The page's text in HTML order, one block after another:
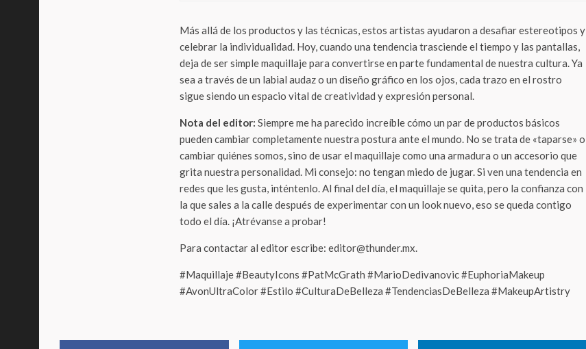
Más allá de los productos y las técnicas, estos artistas ayudaron a desafiar estereotipos y
celebrar la individualidad. Hoy, cuando una tendencia trasciende el tiempo y las pantallas,
deja de ser simple maquillaje para convertirse en parte fundamental de nuestra cultura. Ya
sea a través de un labial audaz o un diseño gráfico en los ojos, cada trazo en el rostro
sigue siendo un espacio vital de creatividad y expresión personal.
Nota del editor: Siempre me ha parecido increíble cómo un par de productos básicos
pueden cambiar completamente nuestra postura ante el mundo. No se trata de «taparse» o
cambiar quiénes somos, sino de usar el maquillaje como una armadura o un accesorio que
grita nuestra personalidad. Mi consejo: no tengan miedo de jugar. Si ven una tendencia en
redes que les gusta, inténtenlo. Al final del día, el maquillaje se quita, pero la confianza con
la que sales a la calle después de experimentar con un look nuevo, eso se queda contigo
todo el día. ¡Atrévanse a probar!
Para contactar al editor escribe: editor@thunder.mx.
#Maquillaje #BeautyIcons #PatMcGrath #MarioDedivanovic #EuphoriaMakeup
#AvonUltraColor #Estilo #CulturaDeBelleza #TendenciasDeBelleza #MakeupArtistry